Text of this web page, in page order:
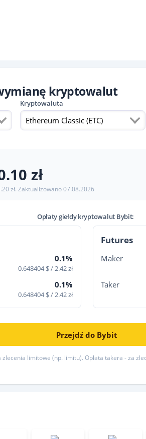
kryptowalut
Kryptowaluta
Ethereum Classic (ETC)
zł
zł. Zaktualizowano07.08.2026
Opłaty giełdy kryptowalut Bybit:
0.1%
0.648404 $ / 2.42 zł
0.1%
0.648404 $ / 2.42 zł
Futures
Maker
Taker
Przejdź do Bybit
limitowe (np. limitu). Opłata takera - za